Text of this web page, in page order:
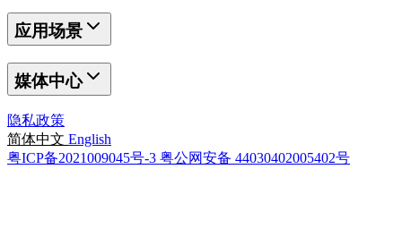
应用场景
媒体中心
隐私政策
简体中文 English
粤ICP备2021009045号-3 粤公网安备 44030402005402号